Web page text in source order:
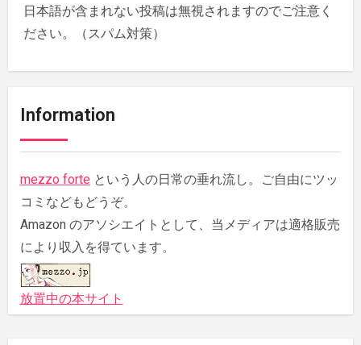
日本語が含まれない投稿は無視されますのでご注意く
ださい。（スパム対策）
Information
mezzo forte という人の日常の垂れ流し。ご自由にツッ
コミなどもどうぞ。
Amazon のアソシエイトとして、当メディアは適格販売
により収入を得ています。
放置中の本サイト